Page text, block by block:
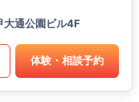
大通公園ビル4F
体験・相談予約